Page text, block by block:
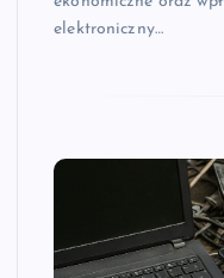
elektroniczny…